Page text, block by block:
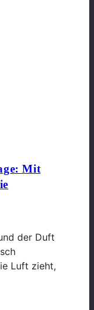
Mit
der Duft
Luft zieht,